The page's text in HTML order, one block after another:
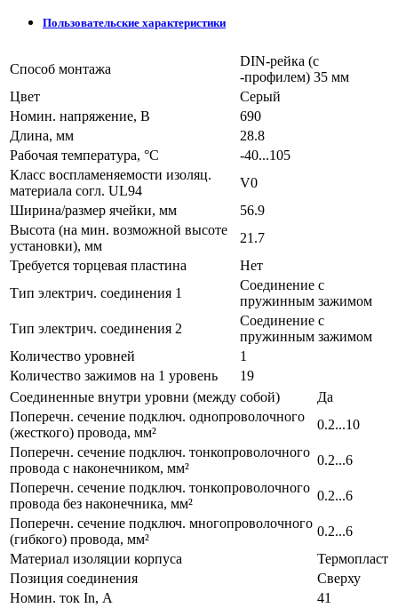
Пользовательские характеристики
Способ монтажа
DIN-рейка (с
-профилем) 35 мм
Цвет
Серый
Номин. напряжение, В
690
Длина, мм
28.8
Рабочая температура, °C
-40...105
Класс воспламеняемости изоляц.
материала согл. UL94
V0
Ширина/размер ячейки, мм
56.9
Высота (на мин. возможной высоте
установки), мм
21.7
Требуется торцевая пластина
Нет
Тип электрич. соединения 1
Соединение с
пружинным зажимом
Тип электрич. соединения 2
Соединение с
пружинным зажимом
Количество уровней
1
Количество зажимов на 1 уровень
19
Соединенные внутри уровни (между собой)
Да
Поперечн. сечение подключ. однопроволочного
(жесткого) провода, мм²
0.2...10
Поперечн. сечение подключ. тонкопроволочного
провода с наконечником, мм²
0.2...6
Поперечн. сечение подключ. тонкопроволочного
провода без наконечника, мм²
0.2...6
Поперечн. сечение подключ. многопроволочного
(гибкого) провода, мм²
0.2...6
Материал изоляции корпуса
Термопласт
Позиция соединения
Сверху
Номин. ток In, А
41